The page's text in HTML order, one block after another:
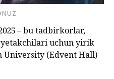
– bu tadbirkorlar,
uchun yirik
University (Edvent Hall)